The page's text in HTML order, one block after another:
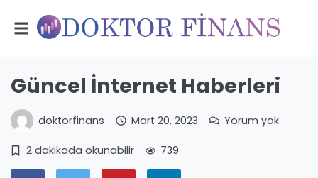
Güncel İnternet Haberleri
doktorfinans Mart 20, 2023 Yorum yok
2 dakikada okunabilir 739